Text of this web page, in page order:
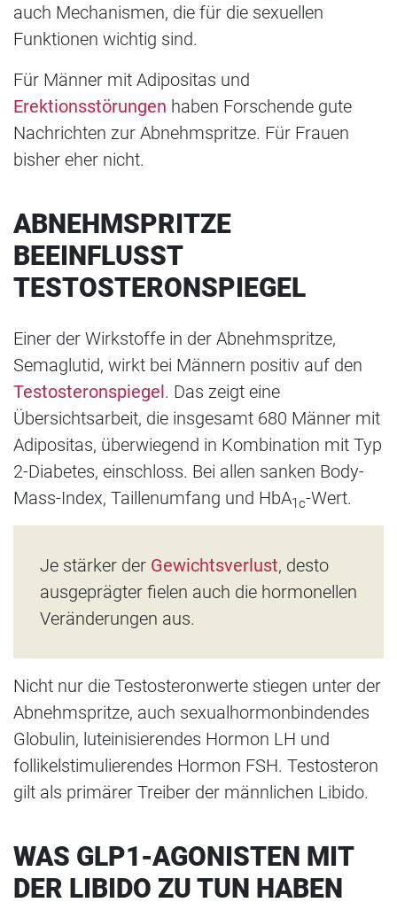
auch Mechanismen, die für die sexuellen
Funktionen wichtig sind.
Für Männer mit Adipositas und
Erektionsstörungen haben Forschende gute
Nachrichten zur Abnehmspritze. Für Frauen
bisher eher nicht.
ABNEHMSPRITZE
BEEINFLUSST
TESTOSTERONSPIEGEL
Einer der Wirkstoffe in der Abnehmspritze,
Semaglutid, wirkt bei Männern positiv auf den
Testosteronspiegel. Das zeigt eine
Übersichtsarbeit, die insgesamt 680 Männer mit
Adipositas, überwiegend in Kombination mit Typ
2-Diabetes, einschloss. Bei allen sanken Body-
Mass-Index, Taillenumfang und HbA1c-Wert.
Je stärker der Gewichtsverlust, desto
ausgeprägter fielen auch die hormonellen
Veränderungen aus.
Nicht nur die Testosteronwerte stiegen unter der
Abnehmspritze, auch sexualhormonbindendes
Globulin, luteinisierendes Hormon LH und
follikelstimulierendes Hormon FSH. Testosteron
gilt als primärer Treiber der männlichen Libido.
WAS GLP1-AGONISTEN MIT
DER LIBIDO ZU TUN HABEN